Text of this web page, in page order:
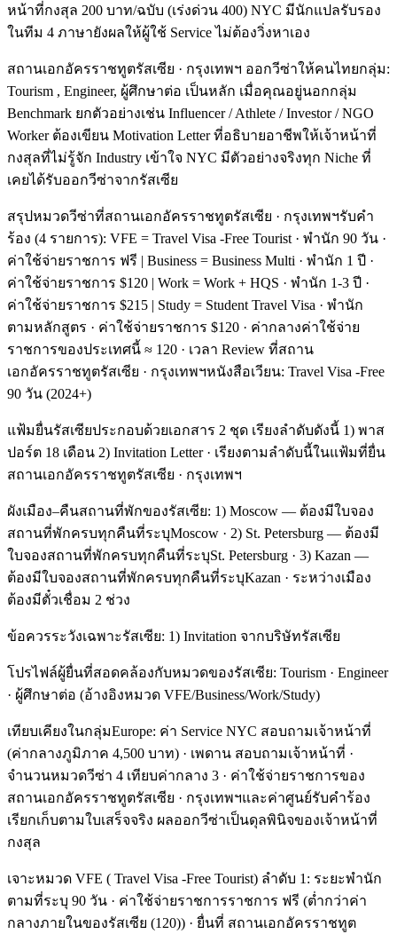
หน้าที่กงสุล 200 บาท/ฉบับ (เร่งด่วน 400) NYC มีนักแปลรับรอง
ในทีม 4 ภาษายังผลให้ผู้ใช้ Service ไม่ต้องวิ่งหาเอง
สถานเอกอัครราชทูตรัสเซีย · กรุงเทพฯ ออกวีซ่าให้คนไทยกลุ่ม:
Tourism , Engineer, ผู้ศึกษาต่อ เป็นหลัก เมื่อคุณอยู่นอกกลุ่ม
Benchmark ยกตัวอย่างเช่น Influencer / Athlete / Investor / NGO
Worker ต้องเขียน Motivation Letter ที่อธิบายอาชีพให้เจ้าหน้าที่
กงสุลที่ไม่รู้จัก Industry เข้าใจ NYC มีตัวอย่างจริงทุก Niche ที่
เคยได้รับออกวีซ่าจากรัสเซีย
สรุปหมวดวีซ่าที่สถานเอกอัครราชทูตรัสเซีย · กรุงเทพฯรับคำ
ร้อง (4 รายการ): VFE = Travel Visa -Free Tourist · พำนัก 90 วัน ·
ค่าใช้จ่ายราชการ ฟรี | Business = Business Multi · พำนัก 1 ปี ·
ค่าใช้จ่ายราชการ $120 | Work = Work + HQS · พำนัก 1-3 ปี ·
ค่าใช้จ่ายราชการ $215 | Study = Student Travel Visa · พำนัก
ตามหลักสูตร · ค่าใช้จ่ายราชการ $120 · ค่ากลางค่าใช้จ่าย
ราชการของประเทศนี้ ≈ 120 · เวลา Review ที่สถาน
เอกอัครราชทูตรัสเซีย · กรุงเทพฯหนังสือเวียน: Travel Visa -Free
90 วัน (2024+)
แฟ้มยื่นรัสเซียประกอบด้วยเอกสาร 2 ชุด เรียงลำดับดังนี้ 1) พาส
ปอร์ต 18 เดือน 2) Invitation Letter · เรียงตามลำดับนี้ในแฟ้มที่ยื่น
สถานเอกอัครราชทูตรัสเซีย · กรุงเทพฯ
ผังเมือง–คืนสถานที่พักของรัสเซีย: 1) Moscow — ต้องมีใบจอง
สถานที่พักครบทุกคืนที่ระบุMoscow · 2) St. Petersburg — ต้องมี
ใบจองสถานที่พักครบทุกคืนที่ระบุSt. Petersburg · 3) Kazan —
ต้องมีใบจองสถานที่พักครบทุกคืนที่ระบุKazan · ระหว่างเมือง
ต้องมีตั๋วเชื่อม 2 ช่วง
ข้อควรระวังเฉพาะรัสเซีย: 1) Invitation จากบริษัทรัสเซีย
โปรไฟล์ผู้ยื่นที่สอดคล้องกับหมวดของรัสเซีย: Tourism · Engineer
· ผู้ศึกษาต่อ (อ้างอิงหมวด VFE/Business/Work/Study)
เทียบเคียงในกลุ่มEurope: ค่า Service NYC สอบถามเจ้าหน้าที่
(ค่ากลางภูมิภาค 4,500 บาท) · เพดาน สอบถามเจ้าหน้าที่ ·
จำนวนหมวดวีซ่า 4 เทียบค่ากลาง 3 · ค่าใช้จ่ายราชการของ
สถานเอกอัครราชทูตรัสเซีย · กรุงเทพฯและค่าศูนย์รับคำร้อง
เรียกเก็บตามใบเสร็จจริง ผลออกวีซ่าเป็นดุลพินิจของเจ้าหน้าที่
กงสุล
เจาะหมวด VFE ( Travel Visa -Free Tourist) ลำดับ 1: ระยะพำนัก
ตามที่ระบุ 90 วัน · ค่าใช้จ่ายราชการราชการ ฟรี (ต่ำกว่าค่า
กลางภายในของรัสเซีย (120)) · ยื่นที่ สถานเอกอัครราชทูต